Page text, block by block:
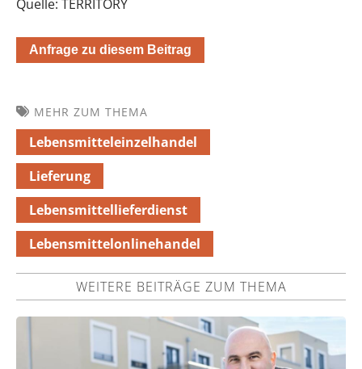
Quelle: TERRITORY
Anfrage zu diesem Beitrag
MEHR ZUM THEMA
Lebensmitteleinzelhandel
Lieferung
Lebensmittellieferdienst
Lebensmittelonlinehandel
WEITERE BEITRÄGE ZUM THEMA